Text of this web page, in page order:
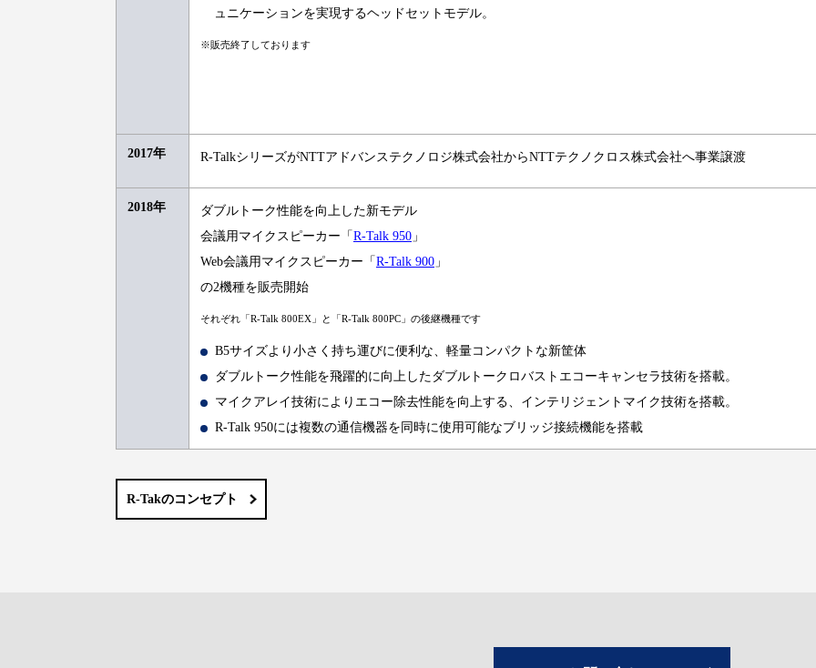
ュニケーションを実現するヘッドセットモデル。
※販売終了しております
2017年 R-TalkシリーズがNTTアドバンステクノロジ株式会社からNTTテクノクロス株式会社へ事業譲渡
2018年
ダブルトーク性能を向上した新モデル
会議用マイクスピーカー「R-Talk 950 」
Web会議用マイクスピーカー「R-Talk 900 」
の2機種を販売開始
それぞれ「R-Talk 800EX」と「R-Talk 800PC」の後継機種です
B5サイズより小さく持ち運びに便利な、軽量コンパクトな新筐体
ダブルトーク性能を飛躍的に向上したダブルトークロバストエコーキャンセラ技術を搭載。
マイクアレイ技術によりエコー除去性能を向上する、インテリジェントマイク技術を搭載。
R-Talk 950には複数の通信機器を同時に使用可能なブリッジ接続機能を搭載
R-Takのコンセプト